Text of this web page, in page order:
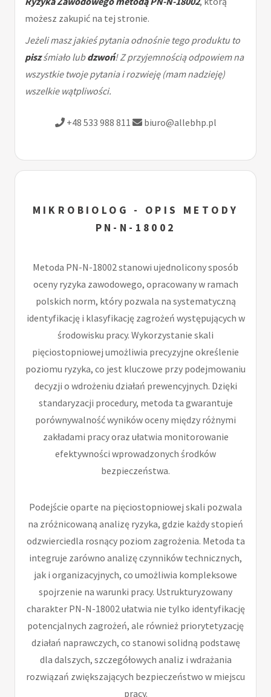
możesz zakupić na tej stronie.
Jeżeli masz jakieś pytania odnośnie tego produktu to
piszśmiało lubdzwoń! Z przyjemnością odpowiem na
wszystkie twoje pytania i rozwieję (mam nadzieję)
wszelkie wątpliwości.
+48 533 988 811 biuro@allebhp.pl
MIKROBIOLOG - OPIS METODY
PN-N-18002
Metoda PN-N-18002 stanowi ujednolicony sposób
oceny ryzyka zawodowego, opracowany w ramach
polskich norm, który pozwala na systematyczną
identyfikację i klasyfikację zagrożeń występujących w
środowisku pracy. Wykorzystanie skali
pięciostopniowej umożliwia precyzyjne określenie
poziomu ryzyka, co jest kluczowe przy podejmowaniu
decyzji o wdrożeniu działań prewencyjnych. Dzięki
standaryzacji procedury, metoda ta gwarantuje
porównywalność wyników oceny między różnymi
zakładami pracy oraz ułatwia monitorowanie
efektywności wprowadzonych środków
bezpieczeństwa.
Podejście oparte na pięciostopniowej skali pozwala
na zróżnicowaną analizę ryzyka, gdzie każdy stopień
odzwierciedla rosnący poziom zagrożenia. Metoda ta
integruje zarówno analizę czynników technicznych,
jak i organizacyjnych, co umożliwia kompleksowe
spojrzenie na warunki pracy. Ustrukturyzowany
charakter PN-N-18002 ułatwia nie tylko identyfikację
potencjalnych zagrożeń, ale również priorytetyzację
działań naprawczych, co stanowi solidną podstawę
dla dalszych, szczegółowych analiz i wdrażania
rozwiązań zwiększających bezpieczeństwo w miejscu
pracy.